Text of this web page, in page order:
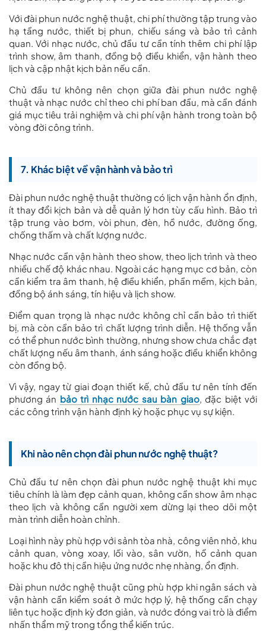
Với đài phun nước nghệ thuật, chi phí thường tập trung vào
hạ tầng nước, thiết bị phun, chiếu sáng và bảo trì cảnh
quan. Với nhạc nước, chủ đầu tư cần tính thêm chi phí lập
trình show, âm thanh, đồng bộ điều khiển, vận hành theo
lịch và cập nhật kịch bản nếu cần.
Chủ đầu tư không nên chọn giữa đài phun nước nghệ
thuật và nhạc nước chỉ theo chi phí ban đầu, mà cần đánh
giá mục tiêu trải nghiệm và chi phí vận hành trong toàn bộ
vòng đời công trình.
7. Khác biệt về vận hành và bảo trì
Đài phun nước nghệ thuật thường có lịch vận hành ổn định,
ít thay đổi kịch bản và dễ quản lý hơn tùy cấu hình. Bảo trì
tập trung vào bơm, vòi phun, đèn, hồ nước, đường ống,
chống thấm và chất lượng nước.
Nhạc nước cần vận hành theo show, theo lịch trình và theo
nhiều chế độ khác nhau. Ngoài các hạng mục cơ bản, còn
cần kiểm tra âm thanh, hệ điều khiển, phần mềm, kịch bản,
đồng bộ ánh sáng, tín hiệu và lịch show.
Điểm quan trọng là nhạc nước không chỉ cần bảo trì thiết
bị, mà còn cần bảo trì chất lượng trình diễn. Hệ thống vẫn
có thể phun nước bình thường, nhưng show chưa chắc đạt
chất lượng nếu âm thanh, ánh sáng hoặc điều khiển không
còn đồng bộ.
Vì vậy, ngay từ giai đoạn thiết kế, chủ đầu tư nên tính đến
phương án bảo trì nhạc nước sau bàn giao, đặc biệt với
các công trình vận hành định kỳ hoặc phục vụ sự kiện.
Khi nào nên chọn đài phun nước nghệ thuật?
Chủ đầu tư nên chọn đài phun nước nghệ thuật khi mục
tiêu chính là làm đẹp cảnh quan, không cần show âm nhạc
theo lịch và không cần người xem dừng lại theo dõi một
màn trình diễn hoàn chỉnh.
Loại hình này phù hợp với sảnh tòa nhà, công viên nhỏ, khu
cảnh quan, vòng xoay, lối vào, sân vườn, hồ cảnh quan
hoặc khu đô thị cần hiệu ứng nước nhẹ nhàng, ổn định.
Đài phun nước nghệ thuật cũng phù hợp khi ngân sách và
vận hành cần kiểm soát ở mức hợp lý, hệ thống cần chạy
liên tục hoặc định kỳ đơn giản, và nước đóng vai trò là điểm
nhấn thẩm mỹ trong tổng thể kiến trúc.